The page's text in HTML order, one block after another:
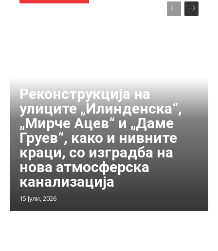
Реконструкција на
улиците „Илинденска“,
„Мирче Ацев“ и „Даме
Груев“, како и нивните
краци, со изградба на
нова атмосферска
канализација
15 Јули, 2026